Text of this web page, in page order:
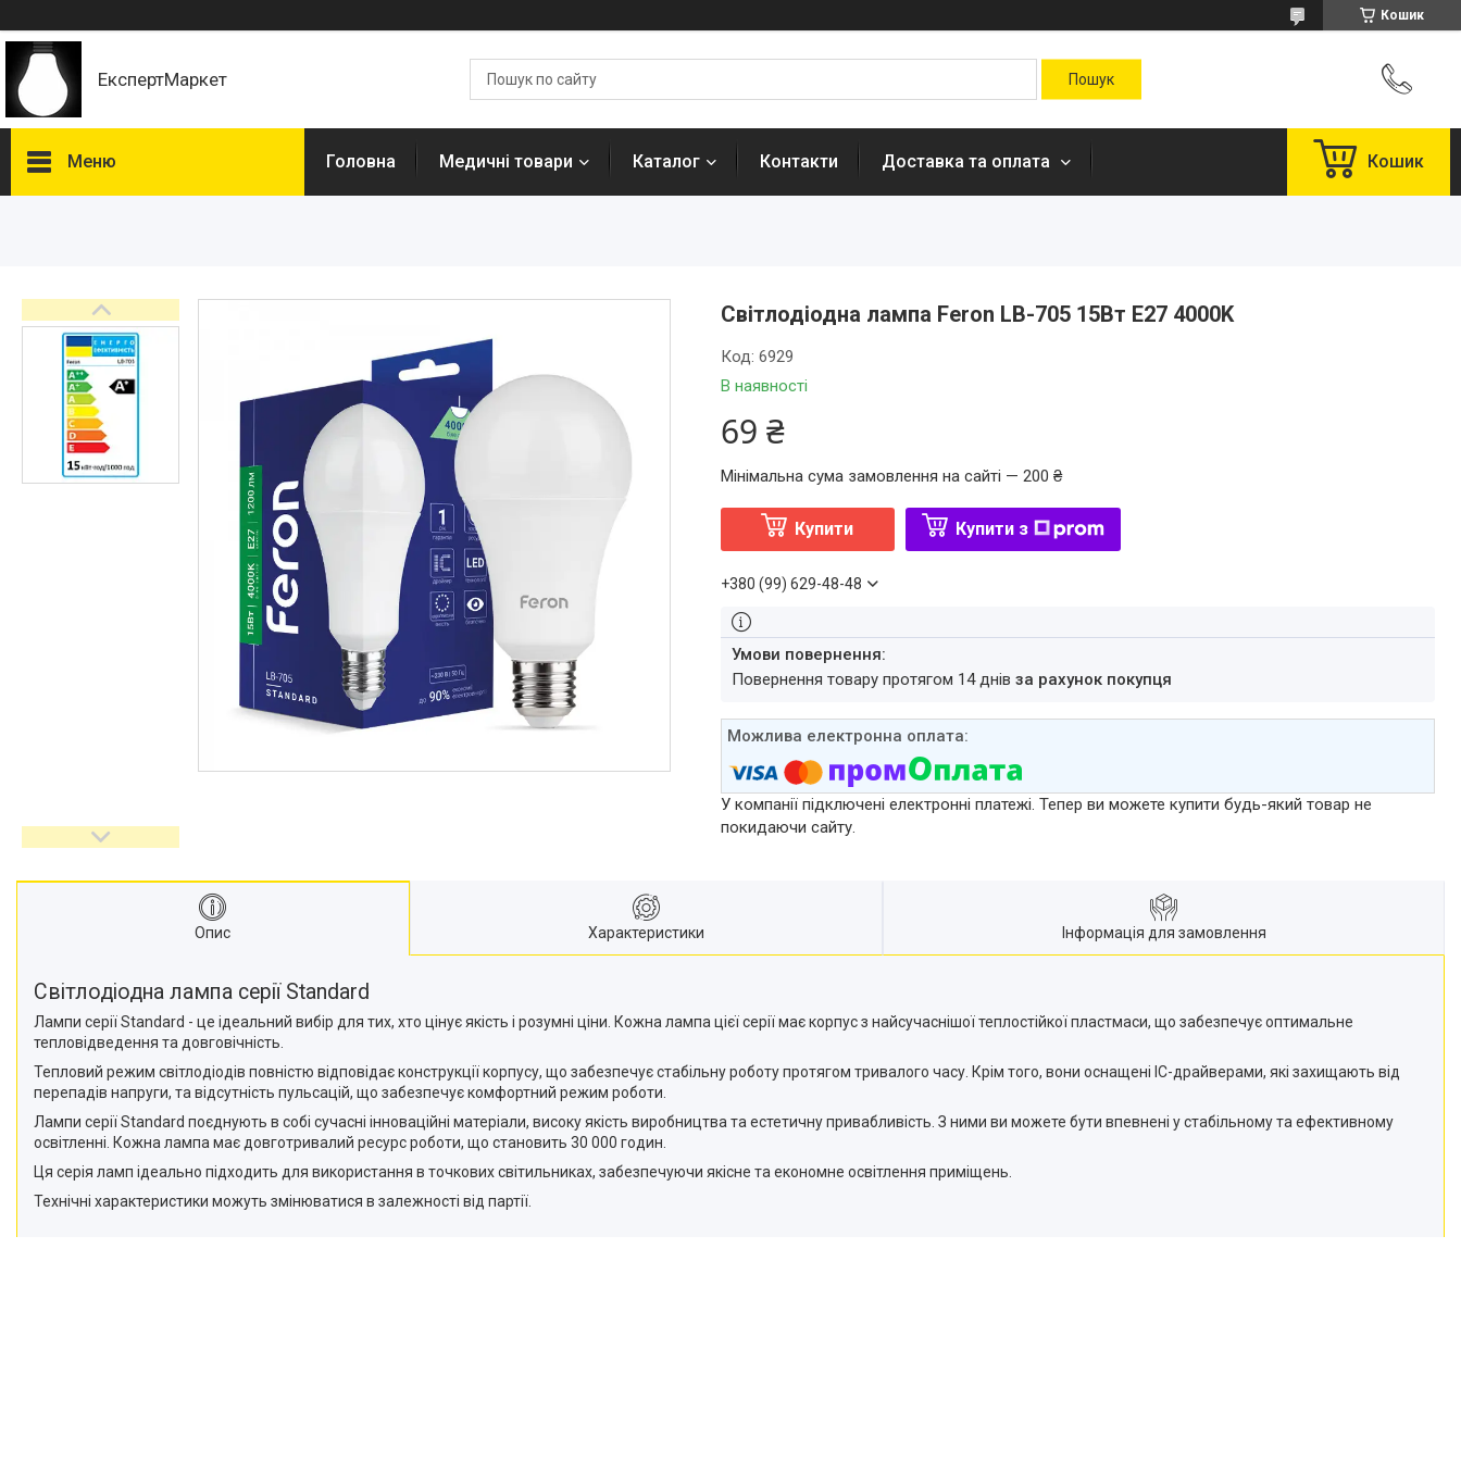
Кошик
ЕкспертМаркет
Меню
Штативи для інфузій
Вуличні світильники
Електротовари комплектуючі
Нефростоми
Світильники
Кошики для літотрипсії
Акцентне освітлення
Гнучкі ЛОР ендоскопи
Приліжкові медичні столики
Ендоскопічні освітлювачі
Медичні товари
Головна Медичні товари Каталог Контакти Доставка та оплата Кошик
Світлодіодна лампа Feron LB-705 15Вт E27 4000K
В наявності
Код: 6929
69 ₴
Мінімальна сума замовлення на сайті — 200 ₴
Купити Купити з
+380 (99) 629-48-48
повернення товару протягом 14 днів за рахунок покупця
У компанії підключені електронні платежі. Тепер ви можете купити будь-який товар не
покидаючи сайту.
Опис Характеристики Інформація для замовлення
Світлодіодна лампа серії Standard
Лампи серії Standard - це ідеальний вибір для тих, хто цінує якість і розумні ціни. Кожна лампа цієї серії має корпус з найсучаснішої теплостійкої пластмаси, що забезпечує оптимальне
тепловідведення та довговічність.
Тепловий режим світлодіодів повністю відповідає конструкції корпусу, що забезпечує стабільну роботу протягом тривалого часу. Крім того, вони оснащені IC-драйверами, які захищають від
перепадів напруги, та відсутність пульсацій, що забезпечує комфортний режим роботи.
Лампи серії Standard поєднують в собі сучасні інноваційні матеріали, високу якість виробництва та естетичну привабливість. З ними ви можете бути впевнені у стабільному та ефективному
освітленні. Кожна лампа має довготривалий ресурс роботи, що становить 30 000 годин.
Ця серія ламп ідеально підходить для використання в точкових світильниках, забезпечуючи якісне та економне освітлення приміщень.
Технічні характеристики можуть змінюватися в залежності від партії.